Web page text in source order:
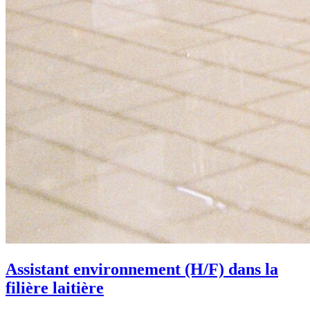
Assistant environnement (H/F) dans la
filière laitière